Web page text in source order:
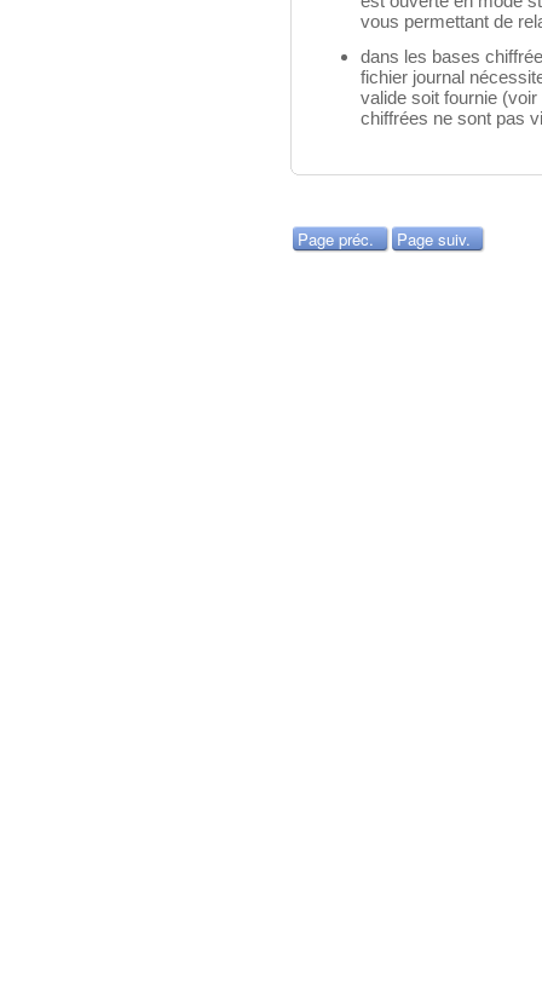
vous permettant de
dans les bases
fichier journal
valide soit fournie (voir
chiffrées ne sont pas
Page préc. Page suiv.